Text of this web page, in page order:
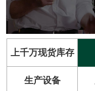
上千万现货库存
生产设备